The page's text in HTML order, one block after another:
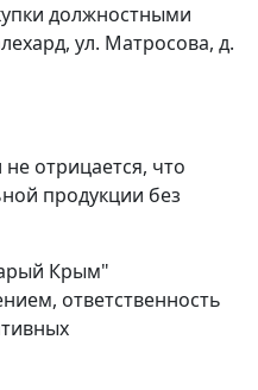
должностными
ул. Матросова, д.
отрицается, что
продукции без
Крым"
ответственность